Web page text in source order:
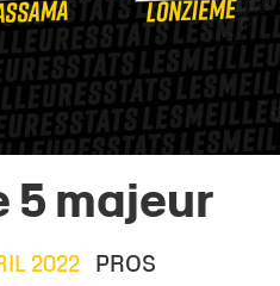
5 majeur
2022 PROS